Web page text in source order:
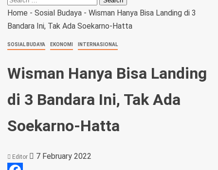
Home - Sosial Budaya - Wisman Hanya Bisa Landing di 3
Bandara Ini, Tak Ada Soekarno-Hatta
SOSIAL BUDAYA EKONOMI INTERNASIONAL
Wisman Hanya Bisa Landing
di 3 Bandara Ini, Tak Ada
Soekarno-Hatta
Editor 7 February 2022